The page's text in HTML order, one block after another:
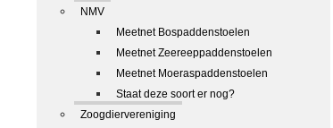
NMV
Meetnet Bospaddenstoelen
Meetnet Zeereeppaddenstoelen
Meetnet Moeraspaddenstoelen
Staat deze soort er nog?
Zoogdiervereniging